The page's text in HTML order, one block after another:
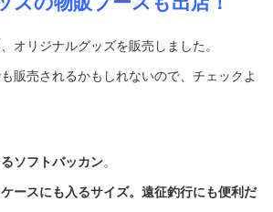
オリジナルグッズを販売しました。
販売されるかもしれないので、チェックよ
ソフトバッカン。
ースにも入るサイズ。遠征釣行にも便利だ